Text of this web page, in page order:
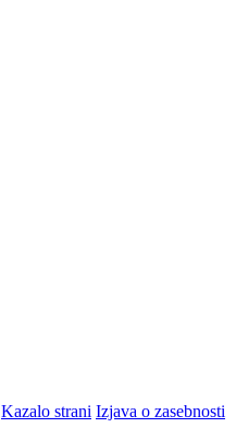
Kazalo strani Izjava o zasebnosti